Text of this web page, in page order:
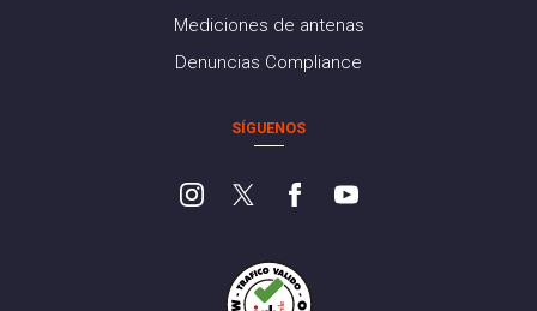
Mediciones de antenas
Denuncias Compliance
SÍGUENOS